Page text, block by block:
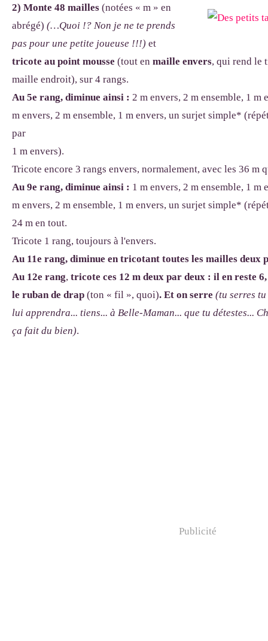
2) Monte 48 mailles (notées « m » en
abrégé) (…Quoi !? Non je ne te prends
pas pour une petite joueuse !!!) et
tricote au point mousse (tout en maille envers, qui rend le
maille endroit), sur 4 rangs.
Au 5e rang, diminue ainsi : 2 m envers, 2 m ensemble, 1
m envers, 2 m ensemble, 1 m envers, un surjet simple*
par
1 m envers).
Tricote encore 3 rangs envers, normalement, avec les 36 m
Au 9e rang, diminue ainsi : 1 m envers, 2 m ensemble, 1
m envers, 2 m ensemble, 1 m envers, un surjet simple*
24 m en tout.
Tricote 1 rang, toujours à l'envers.
Au 11e rang, diminue en tricotant toutes les mailles deux
Au 12e rang, tricote ces 12 m deux par deux : il en reste 6,
le ruban de drap (ton « fil », quoi). Et on serre (tu serres
lui apprendra... tiens... à Belle-Maman... que tu détestes...
ça fait du bien).
Publicité